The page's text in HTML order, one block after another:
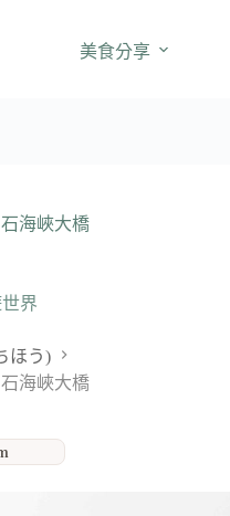
美食分享
海峽大橋
界
ほう)
海峽大橋